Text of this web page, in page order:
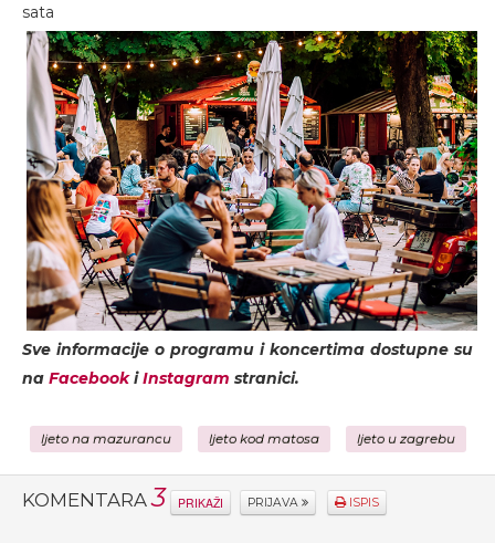
sata
Sve informacije o programu i koncertima dostupne su
na FacebookiInstagram stranici.
ljeto na mazurancu ljeto kod matosa ljeto u zagrebu
KOMENTARA3 PRIKAŽI PRIJAVA ISPIS